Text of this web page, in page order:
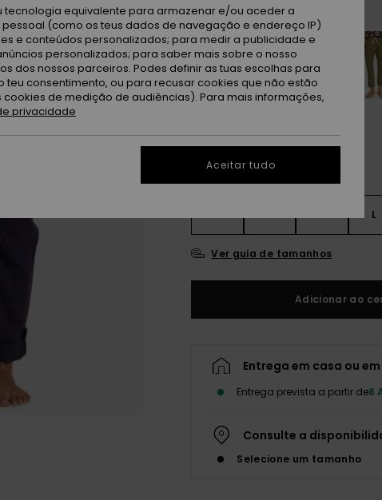
CorMood Indigo
L
Ver guia de tamanhos
Adicionar ao
Entrega em casa ou
Entrega prevista a partir de8
Consulte a
Selecione um tamanho
tecnologia equivalente para armazenar e/ou aceder a
(como os teus dados de navegação e endereço IP)
e conteúdos personalizados; para medir a publicidade e
personalizados; para saber mais sobre o nosso
dos nossos parceiros. Podes definir as tuas escolhas para
consentimento, ou para recusar cookies que não estão
de medição de audiências). Para mais informações,
privacidade
Aceitar tudo